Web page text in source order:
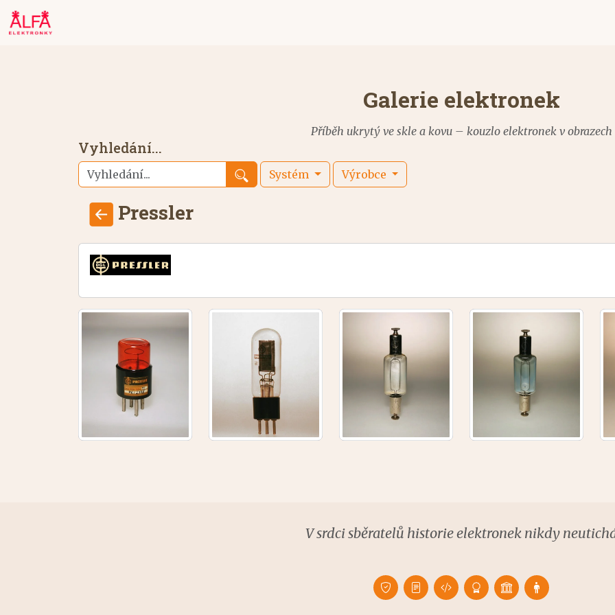
Galerie elektronek
Příběh ukrytý ve skle a kovu – kouzlo elektronek v obrazech
Vyhledání...
Systém Výrobce
Pressler
V srdci sběratelů historie elektronek nikdy